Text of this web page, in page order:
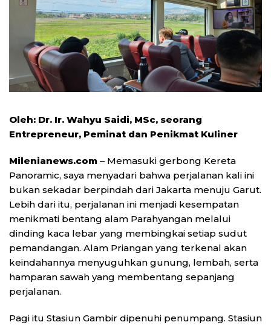
Oleh: Dr. Ir. Wahyu Saidi, MSc, seorang
Entrepreneur, Peminat dan Penikmat Kuliner
Milenianews.com – Memasuki gerbong Kereta
Panoramic, saya menyadari bahwa perjalanan kali ini
bukan sekadar berpindah dari Jakarta menuju Garut.
Lebih dari itu, perjalanan ini menjadi kesempatan
menikmati bentang alam Parahyangan melalui
dinding kaca lebar yang membingkai setiap sudut
pemandangan. Alam Priangan yang terkenal akan
keindahannya menyuguhkan gunung, lembah, serta
hamparan sawah yang membentang sepanjang
perjalanan.
Pagi itu Stasiun Gambir dipenuhi penumpang. Stasiun